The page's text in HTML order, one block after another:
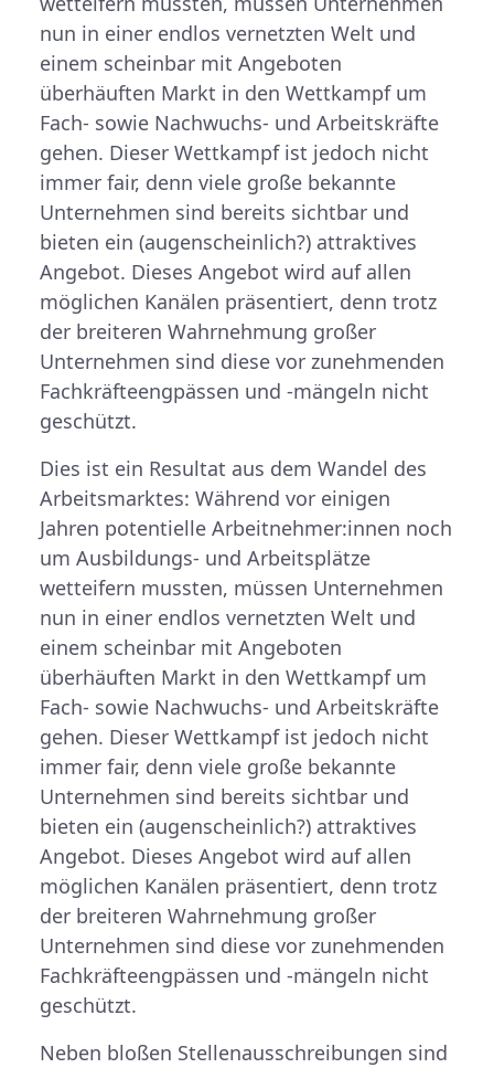
nun in einer endlos vernetzten Welt und
einem scheinbar mit Angeboten
überhäuften Markt in den Wettkampf um
Fach- sowie Nachwuchs- und Arbeitskräfte
gehen. Dieser Wettkampf ist jedoch nicht
immer fair, denn viele große bekannte
Unternehmen sind bereits sichtbar und
bieten ein (augenscheinlich?) attraktives
Angebot. Dieses Angebot wird auf allen
möglichen Kanälen präsentiert, denn trotz
der breiteren Wahrnehmung großer
Unternehmen sind diese vor zunehmenden
Fachkräfteengpässen und -mängeln nicht
geschützt.
Dies ist ein Resultat aus dem Wandel des
Arbeitsmarktes: Während vor einigen
Jahren potentielle Arbeitnehmer:innen noch
um Ausbildungs- und Arbeitsplätze
wetteifern mussten, müssen Unternehmen
nun in einer endlos vernetzten Welt und
einem scheinbar mit Angeboten
überhäuften Markt in den Wettkampf um
Fach- sowie Nachwuchs- und Arbeitskräfte
gehen. Dieser Wettkampf ist jedoch nicht
immer fair, denn viele große bekannte
Unternehmen sind bereits sichtbar und
bieten ein (augenscheinlich?) attraktives
Angebot. Dieses Angebot wird auf allen
möglichen Kanälen präsentiert, denn trotz
der breiteren Wahrnehmung großer
Unternehmen sind diese vor zunehmenden
Fachkräfteengpässen und -mängeln nicht
geschützt.
Neben bloßen Stellenausschreibungen sind